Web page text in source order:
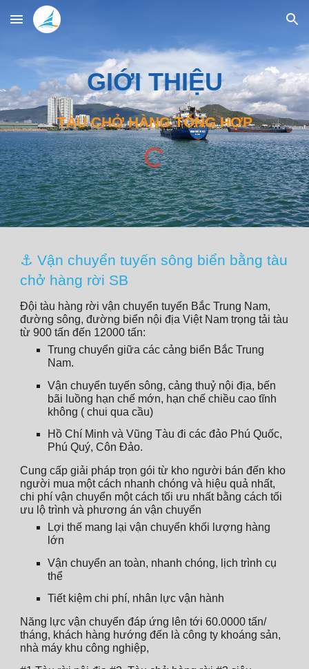
Skip to main content Skip to navigation
GIỚI THIỆU
TÀU CHỞ HÀNG TỔNG HỢP
⚓ Vận chuyển tuyến sông biển bằng tàu
chở hàng rời SB
Đội tàu hàng rời vận chuyển tuyến Bắc Trung Nam,
đường sông, đường biển nội địa Việt Nam trọng tải tàu
từ 900 tấn đến 12000 tấn:
Trung chuyển giữa các cảng biển Bắc Trung
Nam.
Vận chuyển tuyến sông, cảng thuỷ nội địa, bến
bãi luồng hạn chế mớn, hạn chế chiều cao tĩnh
không ( chui qua cầu)
Hồ Chí Minh và Vũng Tàu đi các đảo Phú Quốc,
Phú Quý, Côn Đảo.
Cung cấp giải pháp trọn gói từ kho người bán đến kho
người mua một cách nhanh chóng và hiệu quả nhất,
chi phí vận chuyển một cách tối ưu nhất bằng cách tối
ưu lộ trình và phương án vận chuyển
Lợi thế mang lại vận chuyển khối lượng hàng
lớn
Vận chuyển an toàn, nhanh chóng, lịch trình cụ
thể
Tiết kiệm chi phí, nhân lực vận hành
Năng lực vận chuyển đáp ứng lên tới 60.0000 tấn/
tháng, khách hàng hướng đến là công ty khoáng sản,
nhà máy khu công nghiệp,